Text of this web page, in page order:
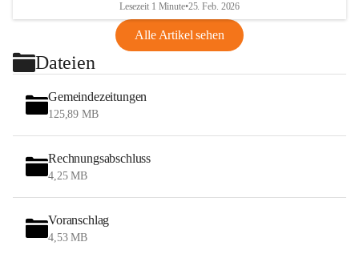
Lesezeit 1 Minute•25. Feb. 2026
Alle Artikel sehen
Dateien
Gemeindezeitungen
125,89 MB
Rechnungsabschluss
4,25 MB
Voranschlag
4,53 MB